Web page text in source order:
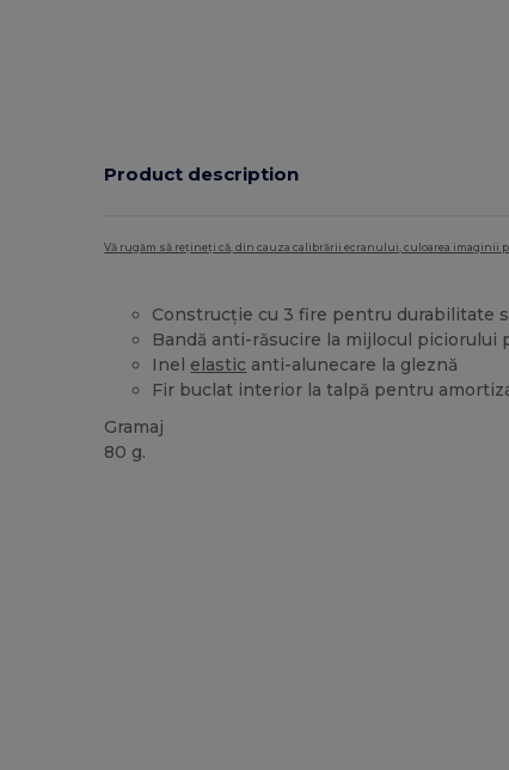
Product description
Vă rugăm să rețineți că, din cauza calibrării ecranului, culoarea imaginii
Construcție cu 3 fire pentru durabilitate
Bandă anti-răsucire la mijlocul piciorului
Inel elastic anti-alunecare la gleznă
Fir buclat interior la talpă pentru
Gramaj
80 g.